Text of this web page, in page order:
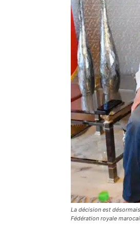
La décision est
Fédération royale